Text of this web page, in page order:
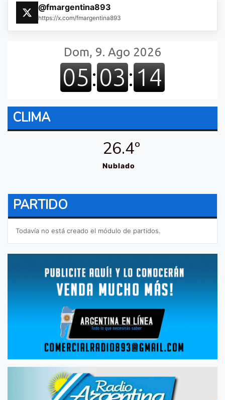
@fmargentina893
https://x.com/fmargentina893
CLIMA
26.4º
Nublado
PARTIDO
Todavía no está creado el módulo de partidos.